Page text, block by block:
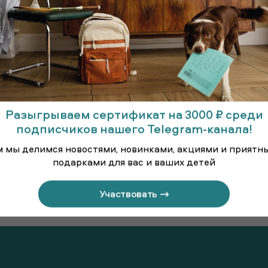
Блузка
Разыгрываем сертификат на 3000 ₽ среди
подписчиков нашего Telegram-канала!
мы делимся новостями, новинками, акциями и
подарками для вас и ваших детей
Участвовать →